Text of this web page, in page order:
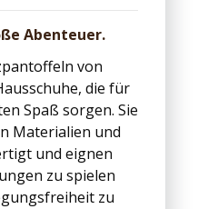
Abenteuer.
von
die für
Spaß sorgen. Sie
Materialien und
und eignen
zu spielen
zu